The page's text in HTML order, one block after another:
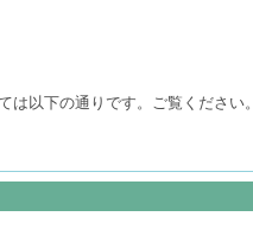
以下の通りです。ご覧ください。